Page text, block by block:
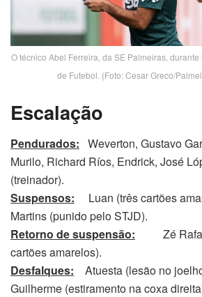
O técnico Abel Ferreira, da SE Palmeiras,
de Futebol. (Foto: Cesar Greco/
Escalação
Pendurados: Weverton, Gustavo
Murilo, Richard Ríos, Endrick, José
(treinador).
Suspensos: Luan (três cartões
Martins (punido pelo STJD).
Retorno de suspensão:
Zé
cartões amarelos).
Desfalques: Atuesta (lesão no
Guilherme (estiramento na coxa